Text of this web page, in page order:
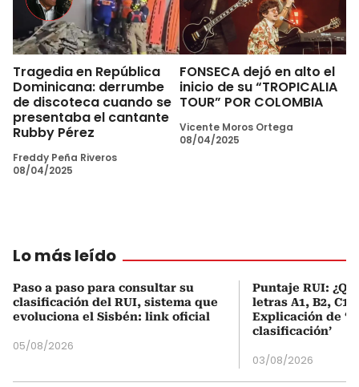
Tragedia en República
Dominicana: derrumbe
de discoteca cuando se
presentaba el cantante
Rubby Pérez
Freddy Peña Riveros
08/04/2025
FONSECA dejó en alto el
inicio de su “TROPICALIA
TOUR” POR COLOMBIA
Vicente Moros Ortega
08/04/2025
Lo más leído
Paso a paso para consultar su
clasificación del RUI, sistema que
evoluciona el Sisbén: link oficial
05/08/2026
Puntaje RUI:
letras A1, B2, C1
Explicación de
clasificación’
03/08/2026